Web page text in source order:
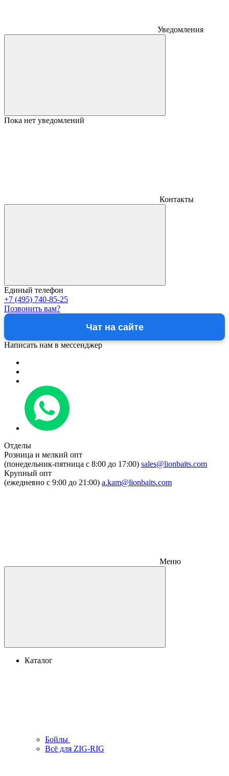
Уведомления
Пока нет уведомлений
Контакты
Единый телефон
+7 (495) 740-85-25
Позвонить вам?
Чат на сайте
Написать нам в мессенджер
Отделы
Розница и мелкий опт
(понедельник-пятница c 8:00 до 17:00) sales@lionbaits.com
Крупный опт
(ежедневно с 9:00 до 21:00) a.kam@lionbaits.com
Меню
Каталог
Бойлы
Всё для ZIG-RIG